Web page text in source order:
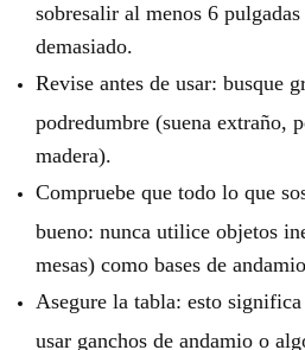
sobresalir al menos 6
demasiado.
Revise antes de usar: busque
podredumbre (suena extraño,
madera).
Compruebe que todo lo que
bueno: nunca utilice objetos
mesas) como bases de
Asegure la tabla: esto
usar ganchos de andamio o